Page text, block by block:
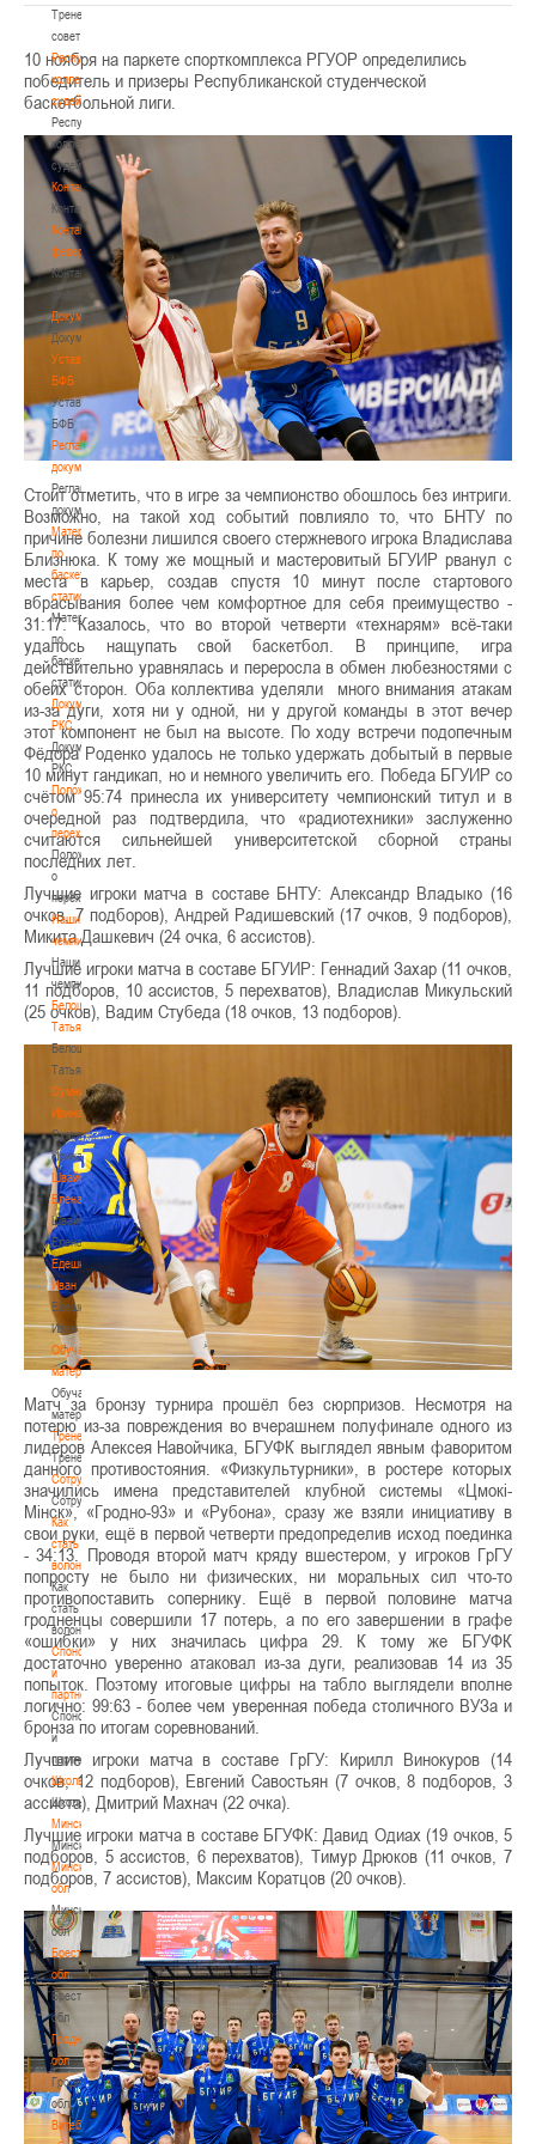
Тренерский
совет
Республиканская
коллегия
судей
Республиканская
коллегия
судей
Контакты
Контакты
Контакты
федерации
Контакты
федерации
Документы
Документы
Устав
БФБ
Устав
БФБ
Регламентирующие
документы
Регламентирующие
документы
Материалы
по
баскетбольной
статистике
Материалы
по
баскетбольной
статистике
Документы
РКС
Документы
РКС
Положение
о
переходах
Положение
о
переходах
Наши
чемпионы
Наши
чемпионы
Белошапко
Татьяна
Белошапко
Татьяна
Сумникова
Ирина
Сумникова
Ирина
Швайбович
Елена
Швайбович
Елена
Едешко
Иван
Едешко
Иван
Обучающие
материалы
Обучающие
материалы
Тренерам
Тренерам
Сотрудничество
Сотрудничество
Как
стать
волонтером
Как
стать
волонтером
Спонсоры
и
партнеры
Спонсоры
и
партнеры
Школы
Школы
Минск
Минск
Минская
обл
Минская
обл
Брестская
обл
Брестская
обл
Гродненская
обл
Гродненская
обл
Витебская
10 ноября на паркете спорткомплекса РГУОР определились
победитель и призеры Республиканской студенческой
баскетбольной лиги.
Стоит отметить, что в игре за чемпионство обошлось без интриги.
Возможно, на такой ход событий повлияло то, что БНТУ по
причине болезни лишился своего стержневого игрока Владислава
Близнюка. К тому же мощный и мастеровитый БГУИР рванул с
места в карьер, создав спустя 10 минут после стартового
вбрасывания более чем комфортное для себя преимущество -
31:17. Казалось, что во второй четверти «технарям» всё-таки
удалось нащупать свой баскетбол. В принципе, игра
действительно уравнялась и переросла в обмен любезностями с
обеих сторон. Оба коллектива уделяли много внимания атакам
из-за дуги, хотя ни у одной, ни у другой команды в этот вечер
этот компонент не был на высоте. По ходу встречи подопечным
Фёдора Роденко удалось не только удержать добытый в первые
10 минут гандикап, но и немного увеличить его. Победа БГУИР со
счётом 95:74 принесла их университету чемпионский титул и в
очередной раз подтвердила, что «радиотехники» заслуженно
считаются сильнейшей университетской сборной страны
последних лет.
Лучшие игроки матча в составе БНТУ: Александр Владыко (16
очков, 7 подборов), Андрей Радишевский (17 очков, 9 подборов),
Микита Дашкевич (24 очка, 6 ассистов).
Лучшие игроки матча в составе БГУИР: Геннадий Захар (11 очков,
11 подборов, 10 ассистов, 5 перехватов), Владислав Микульский
(25 очков), Вадим Стубеда (18 очков, 13 подборов).
Матч за бронзу турнира прошёл без сюрпризов. Несмотря на
потерю из-за повреждения во вчерашнем полуфинале одного из
лидеров Алексея Навойчика, БГУФК выглядел явным фаворитом
данного противостояния. «Физкультурники», в ростере которых
значились имена представителей клубной системы «Цмокі-
Мінск», «Гродно-93» и «Рубона», сразу же взяли инициативу в
свои руки, ещё в первой четверти предопределив исход поединка
- 34:13. Проводя второй матч кряду вшестером, у игроков ГрГУ
попросту не было ни физических, ни моральных сил что-то
противопоставить сопернику. Ещё в первой половине матча
гродненцы совершили 17 потерь, а по его завершении в графе
«ошибки» у них значилась цифра 29. К тому же БГУФК
достаточно уверенно атаковал из-за дуги, реализовав 14 из 35
попыток. Поэтому итоговые цифры на табло выглядели вполне
логично: 99:63 - более чем уверенная победа столичного ВУЗа и
бронза по итогам соревнований.
Лучшие игроки матча в составе ГрГУ: Кирилл Винокуров (14
очков, 12 подборов), Евгений Савостьян (7 очков, 8 подборов, 3
ассиста), Дмитрий Махнач (22 очка).
Лучшие игроки матча в составе БГУФК: Давид Одиах (19 очков, 5
подборов, 5 ассистов, 6 перехватов), Тимур Дрюков (11 очков, 7
подборов, 7 ассистов), Максим Коратцов (20 очков).